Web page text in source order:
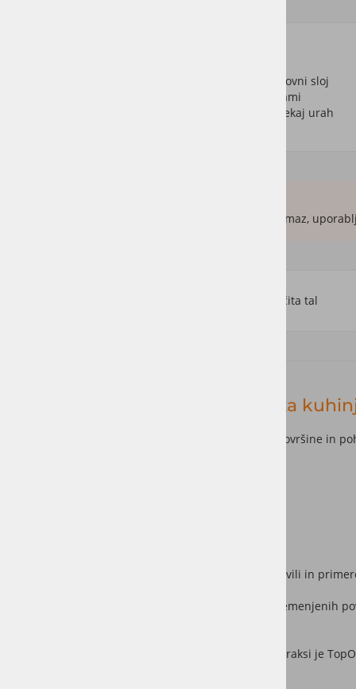
Regenerira in obnovi obstoječi oljno-voskovni sloj
Podaljša obdobje med temeljitimi obnovami
Zelo enostaven za nanos in se posuši v nekaj urah
Olje Maintenance Oil ni čistilo in ni osnovni premaz,
Osnovna globinska + površinska zaščita tal
Osmo TopOil – idealna zaščita za
TopOil je specializirano olje za kuhinjske delovne površine in
Ko se popolnoma posuši, je TopOil varen za stik z živili in
Za najvišjo stopnjo vodoodpornosti na posebej obremenjenih
Veliko uporabnikov primerja TopOil in Polyx-Oil. V praksi je